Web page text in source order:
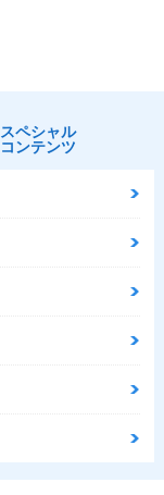
スペシャル
コンテンツ